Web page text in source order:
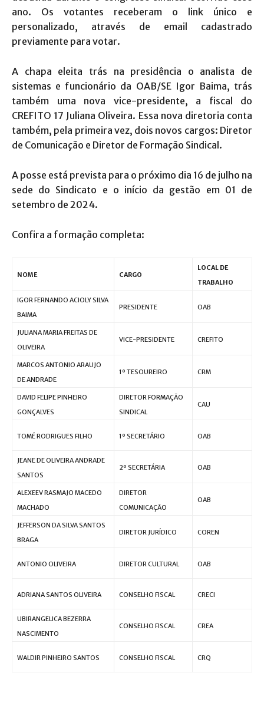
ano. Os votantes receberam o link único e
personalizado, através de email cadastrado
previamente para votar.
A chapa eleita trás na presidência o analista de
sistemas e funcionário da OAB/SE Igor Baima, trás
também uma nova vice-presidente, a fiscal do
CREFITO 17 Juliana Oliveira. Essa nova diretoria conta
também, pela primeira vez, dois novos cargos: Diretor
de Comunicação e Diretor de Formação Sindical.
A posse está prevista para o próximo dia 16 de julho na
sede do Sindicato e o início da gestão em 01 de
setembro de 2024.
Confira a formação completa:
NOME CARGO
LOCAL DE
TRABALHO
IGOR FERNANDO ACIOLY SILVA
BAIMA
PRESIDENTE OAB
JULIANA MARIA FREITAS DE
OLIVEIRA
VICE-PRESIDENTE CREFITO
MARCOS ANTONIO ARAUJO
DE ANDRADE
1º TESOUREIRO CRM
DAVID FELIPE PINHEIRO
GONÇALVES
DIRETOR FORMAÇÃO
SINDICAL
CAU
TOMÉ RODRIGUES FILHO 1º SECRETÁRIO OAB
JEANE DE OLIVEIRA ANDRADE
SANTOS
2º SECRETÁRIA OAB
ALEXEEV RASMAJO MACEDO
MACHADO
DIRETOR
COMUNICAÇÃO
OAB
JEFFERSON DA SILVA SANTOS
BRAGA
DIRETOR JURÍDICO COREN
ANTONIO OLIVEIRA DIRETOR CULTURAL OAB
ADRIANA SANTOS OLIVEIRA CONSELHO FISCAL CRECI
UBIRANGELICA BEZERRA
NASCIMENTO
CONSELHO FISCAL CREA
WALDIR PINHEIRO SANTOS CONSELHO FISCAL CRQ